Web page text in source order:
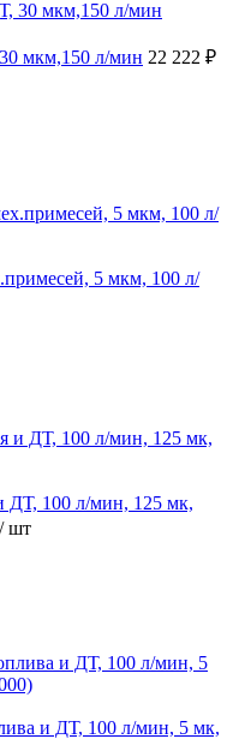
мкм,150 л/мин 22 222 ₽
5 мкм, 100 л/
ДТ, 100 л/мин, 125 мк,
/ шт
и ДТ, 100 л/мин, 5 мк,